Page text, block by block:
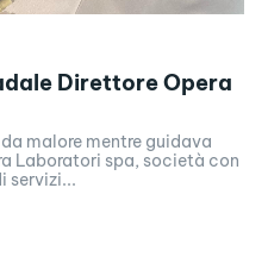
Direttore Opera
malore mentre guidava
Laboratori spa, società con
servizi...